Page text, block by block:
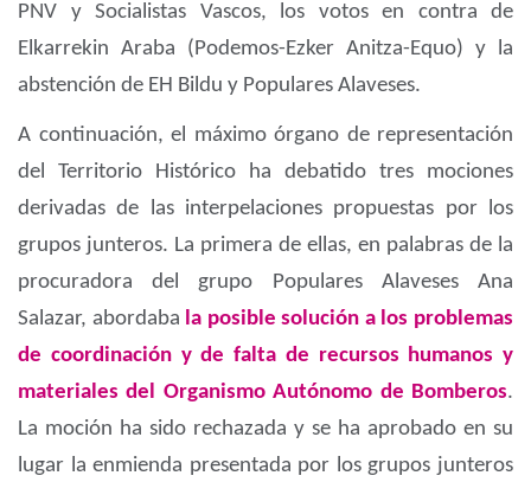
PNV y Socialistas Vascos, los votos en contra de
Elkarrekin Araba (Podemos-Ezker Anitza-Equo) y la
abstención de EH Bildu y Populares Alaveses.
A continuación, el máximo órgano de representación
del Territorio Histórico ha debatido tres mociones
derivadas de las interpelaciones propuestas por los
grupos junteros. La primera de ellas, en palabras de la
procuradora del grupo Populares Alaveses Ana
Salazar, abordaba la posible solución a los problemas
de coordinación y de falta de recursos humanos y
materiales del Organismo Autónomo de Bomberos.
La moción ha sido rechazada y se ha aprobado en su
lugar la enmienda presentada por los grupos junteros